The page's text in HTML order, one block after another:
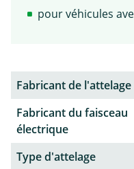
pour véhicules
Fabricant de l'attelage
Fabricant du faisceau
électrique
Type d'attelage